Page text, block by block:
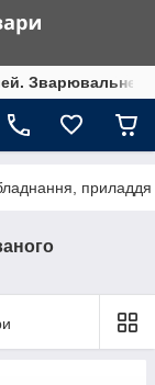
Зварювальне
приладдя